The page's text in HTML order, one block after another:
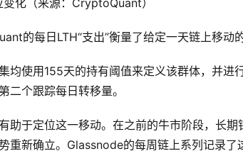
变化（来源：CryptoQuant）
的每日LTH“支出”衡量了给定一天链上移动
均使用155天的持有阈值来定义该群体，并
二个跟踪每日转移量。
助于定位这一移动。在之前的牛市阶段，长
重新确立。Glassnode的每周链上系列记录